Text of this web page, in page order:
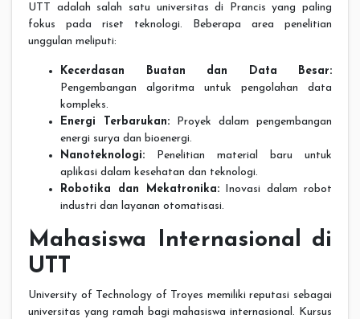
UTT adalah salah satu universitas di Prancis yang paling
fokus pada riset teknologi. Beberapa area penelitian
unggulan meliputi:
Kecerdasan Buatan dan Data Besar:
Pengembangan algoritma untuk pengolahan data
kompleks.
Energi Terbarukan: Proyek dalam pengembangan
energi surya dan bioenergi.
Nanoteknologi: Penelitian material baru untuk
aplikasi dalam kesehatan dan teknologi.
Robotika dan Mekatronika:Inovasi dalam robot
industri dan layanan otomatisasi.
Mahasiswa Internasional di
UTT
University of Technology of Troyes memiliki reputasi sebagai
universitas yang ramah bagi mahasiswa internasional. Kursus